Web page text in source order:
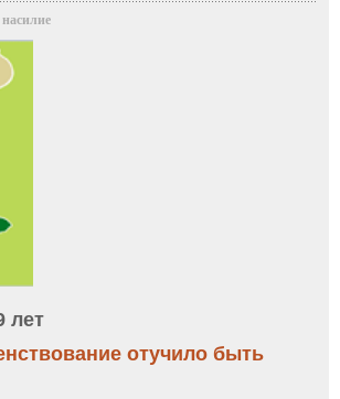
лет
отучило быть